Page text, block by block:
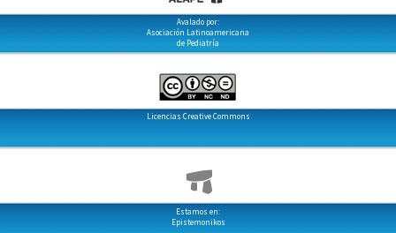
Avalado por:
Asociación Latinoamericana
de Pediatría
Licencias Creative Commons
Estamos en:
Epistemonikos